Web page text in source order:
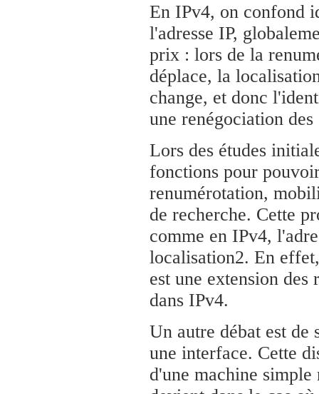
En IPv4, on confond
l'adresse IP,
prix : lors de la
déplace, la
change, et donc
une renégociation
Lors des études
fonctions pour
renumérotation,
de recherche. Cette
comme en IPv4,
localisation2. En
est une extension
dans IPv4.
Un autre débat est de
une interface. Cette
d'une machine